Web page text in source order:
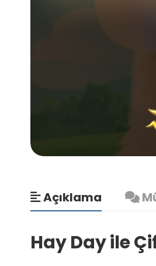
Açıklama
Hay Day ile